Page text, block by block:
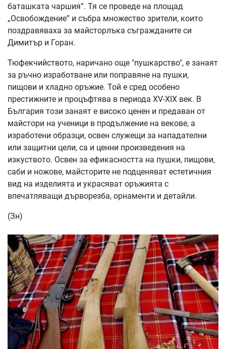
баташката чаршия”. Тя се проведе на площад
„Освобождение” и събра множество зрители, които
поздравяваха за майсторлъка съгражданите си
Димитър и Горан.
Тюфекчийството, наричано още "пушкарство", е занаят
за ръчно изработване или поправяне на пушки,
пищови и хладно оръжие. Той е сред особено
престижните и процъфтява в периода XV-XIX век. В
България този занаят е високо ценен и предаван от
майстори на ученици в продължение на векове, а
изработени образци, освен служещи за нападателни
или защитни цели, са и ценни произведения на
изкуството. Освен за ефикасността на пушки, пищови,
саби и ножове, майсторите не подценяват естетичния
вид на изделията и украсяват оръжията с
впечатляващи дърворезба, орнаменти и детайли.
(Зн)